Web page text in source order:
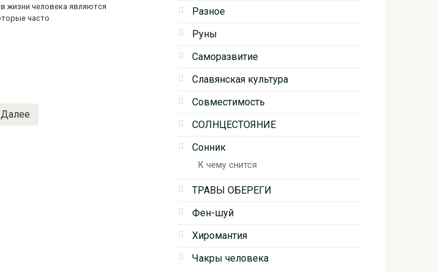
жизни человека являются
часто
Далее
Разное
Руны
Саморазвитие
Славянская культура
Совместимость
СОЛНЦЕСТОЯНИЕ
Сонник
К чему снится
ТРАВЫ ОБЕРЕГИ
Фен-шуй
Хиромантия
Чакры человека